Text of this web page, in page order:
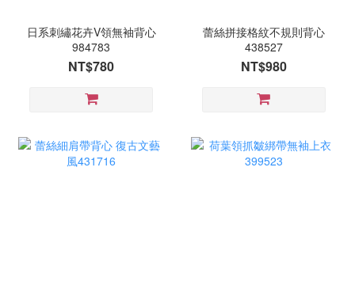
日系刺繡花卉V領無袖背心
984783
NT$780
蕾絲拼接格紋不規則背心
438527
NT$980